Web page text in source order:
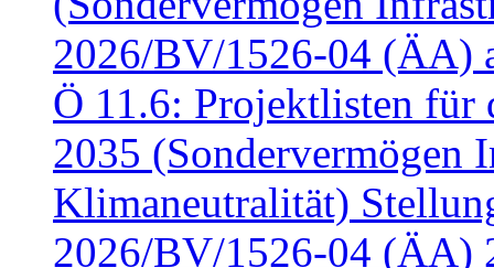
2026/BV/1526-04 (ÄA)
Ö 11.6: Projektlisten für
2035 (Sondervermögen
Klimaneutralität)
2026/BV/1526-04 (ÄA)